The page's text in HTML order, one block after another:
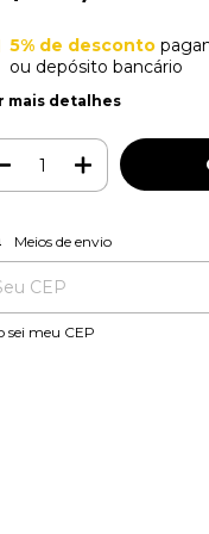
5% de desconto
ou depósito bancário
mais detalhes
para o CEP:
Meios de envio
sei meu CEP